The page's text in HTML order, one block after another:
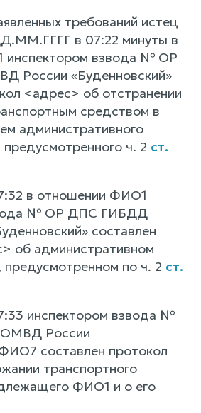
требований истец
в 07:22 минуты в
инспектором взвода № ОР
«Буденновский»
<адрес> об отстранении
средством в
административного
ч. 2 ст.
в отношении ФИО1
№ ОР ДПС ГИБДД
составлен
об административном
предусмотренном по ч. 2 ст.
инспектором взвода №
России
составлен протокол
транспортного
ФИО1 и о его